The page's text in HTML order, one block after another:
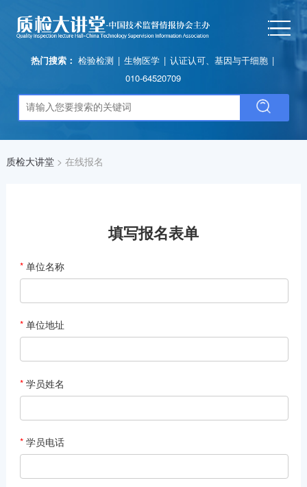
热门搜索： 检验检测 | 生物医学 | 认证认可、基因与干细胞 |
010-64520709
质检大讲堂> 在线报名
填写报名表单
*单位名称
*单位地址
*学员姓名
*学员电话